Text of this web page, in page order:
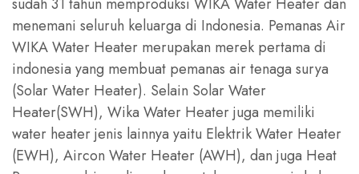
menemani seluruh keluarga di Indonesia. Pemanas Air
WIKA Water Heater merupakan merek pertama di
indonesia yang membuat pemanas air tenaga surya
(Solar Water Heater). Selain Solar Water
Heater(SWH), Wika Water Heater juga memiliki
water heater jenis lainnya yaitu Elektrik Water Heater
(EWH), Aircon Water Heater (AWH), dan juga Heat